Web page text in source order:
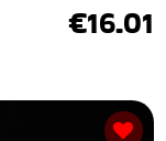
€16.01